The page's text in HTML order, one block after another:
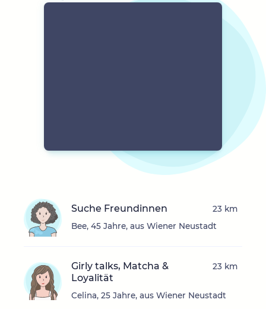
Suche Freundinnen
Bee, 45 Jahre, aus Wiener Neustadt
23 km
Girly talks, Matcha &
Loyalität
Celina, 25 Jahre, aus Wiener Neustadt
23 km